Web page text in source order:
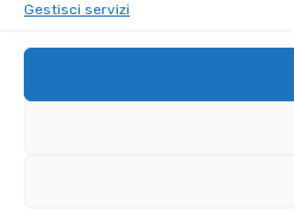
Gestisci servizi